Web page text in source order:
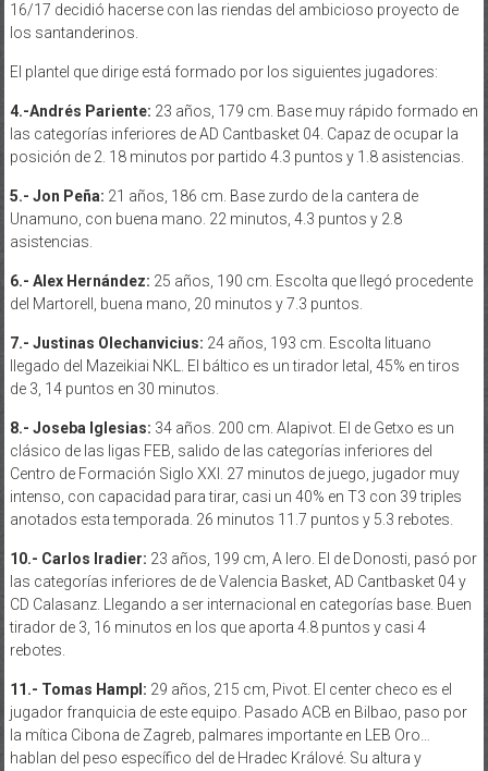
16/17 decidió hacerse con las riendas del ambicioso proyecto de
los santanderinos.
El plantel que dirige está formado por los siguientes jugadores:
4.-Andrés Pariente: 23 años, 179 cm. Base muy rápido formado en
las categorías inferiores de AD Cantbasket 04. Capaz de ocupar la
posición de 2. 18 minutos por partido 4.3 puntos y 1.8 asistencias.
5.- Jon Peña: 21 años, 186 cm. Base zurdo de la cantera de
Unamuno, con buena mano. 22 minutos, 4.3 puntos y 2.8
asistencias.
6.- Alex Hernández: 25 años, 190 cm. Escolta que llegó procedente
del Martorell, buena mano, 20 minutos y 7.3 puntos.
7.- Justinas Olechanvicius: 24 años, 193 cm. Escolta lituano
llegado del Mazeikiai NKL. El báltico es un tirador letal, 45% en tiros
de 3, 14 puntos en 30 minutos.
8.- Joseba Iglesias: 34 años. 200 cm. Alapivot. El de Getxo es un
clásico de las ligas FEB, salido de las categorías inferiores del
Centro de Formación Siglo XXI. 27 minutos de juego, jugador muy
intenso, con capacidad para tirar, casi un 40% en T3 con 39 triples
anotados esta temporada. 26 minutos 11.7 puntos y 5.3 rebotes.
10.- Carlos Iradier: 23 años, 199 cm, A lero. El de Donosti, pasó por
las categorías inferiores de de Valencia Basket, AD Cantbasket 04 y
CD Calasanz. Llegando a ser internacional en categorías base. Buen
tirador de 3, 16 minutos en los que aporta 4.8 puntos y casi 4
rebotes.
11.- Tomas Hampl: 29 años, 215 cm, Pivot. El center checo es el
jugador franquicia de este equipo. Pasado ACB en Bilbao, paso por
la mítica Cibona de Zagreb, palmares importante en LEB Oro…
hablan del peso específico del de Hradec Králové. Su altura y